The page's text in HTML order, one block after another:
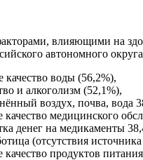
влияющими на
автономного
качество воды (56,2%),
и алкоголизм (52,1%),
воздух, почва, вода
качество медицинского
денег на медикаменты
(отсутствия
качество продуктов